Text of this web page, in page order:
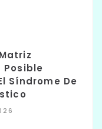
Posible
Síndrome De